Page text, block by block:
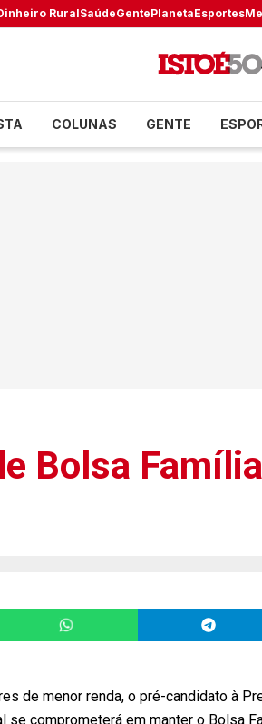
RuralSaúdeGentePlanetaEsportes
COLUNAS GENTE
Bolsa
de menor renda, o pré-candidato à
se comprometerá em manter o Bolsa